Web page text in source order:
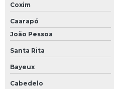
Coxim
Caarapó
João Pessoa
Santa Rita
Bayeux
Cabedelo